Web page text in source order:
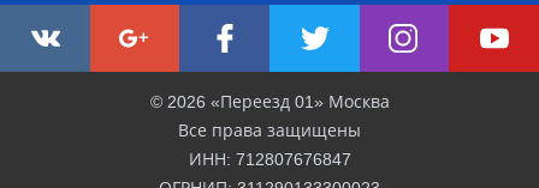
© 2026 «Переезд 01» Москва
Все права защищены
ИНН: 712807676847